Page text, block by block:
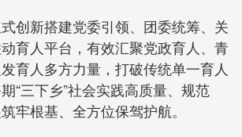
创新搭建党委引领、团委统筹、关
育人平台，有效汇聚党政育人、青
育人多方力量，打破传统单一育人
“三下乡”社会实践高质量、规范
牢根基、全方位保驾护航。